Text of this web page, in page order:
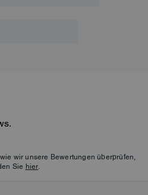
wir unsere Bewertungen überprüfen,
Sie hier